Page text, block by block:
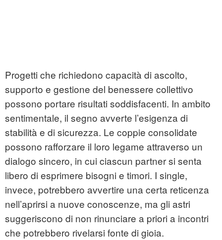
Progetti che richiedono capacità di ascolto,
supporto e gestione del benessere collettivo
possono portare risultati soddisfacenti. In ambito
sentimentale, il segno avverte l’esigenza di
stabilità e di sicurezza. Le coppie consolidate
possono rafforzare il loro legame attraverso un
dialogo sincero, in cui ciascun partner si senta
libero di esprimere bisogni e timori. I single,
invece, potrebbero avvertire una certa reticenza
nell’aprirsi a nuove conoscenze, ma gli astri
suggeriscono di non rinunciare a priori a incontri
che potrebbero rivelarsi fonte di gioia.